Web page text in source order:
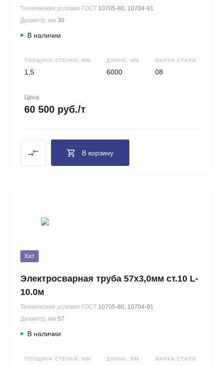
Технические условия ГОСТ 10705-80, 10704-91
Диаметр, мм 30
В наличии
ТОЛЩИНА СТЕНКИ, ММ
1,5
ДЛИНА, ММ
6000
МАРКА СТАЛИ
08
Цена
60 500 руб./т
В корзину
Хит
Электросварная труба 57х3,0мм ст.10 L-
10.0м
Технические условия ГОСТ 10705-80, 10704-91
Диаметр, мм 57
В наличии
ТОЛЩИНА СТЕНКИ, ММ ДЛИНА, ММ МАРКА СТАЛИ